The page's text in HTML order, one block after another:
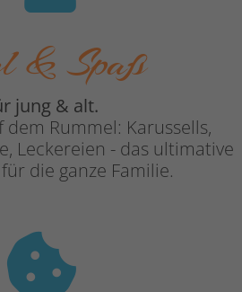
& Spaß
jung & alt.
dem Rummel: Karussells,
Leckereien - das ultimative
die ganze Familie.